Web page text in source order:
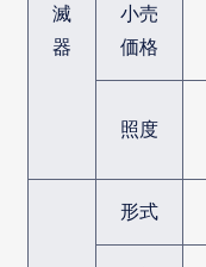
滅
器
小売
価格
照度
形式